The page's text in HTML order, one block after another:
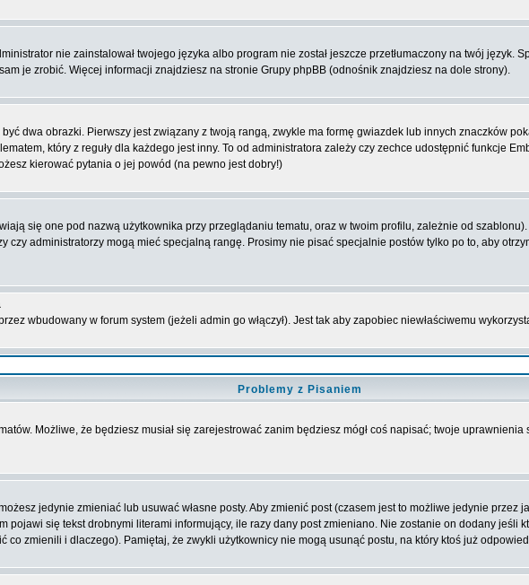
nie zainstalował twojego języka albo program nie został jeszcze przetłumaczony na twój język.
je zrobić. Więcej informacji znajdziesz na stronie Grupy phpBB (odnośnik znajdziesz na dole strony).
dwa obrazki. Pierwszy jest związany z twoją rangą, zwykle ma formę gwiazdek lub innych znaczków
który z reguły dla każdego jest inny. To od administratora zależy czy zechce udostępnić funkcje
kierować pytania o jej powód (na pewno jest dobry!)
się one pod nazwą użytkownika przy przeglądaniu tematu, oraz w twoim profilu, zależnie od
czy administratorzy mogą mieć specjalną rangę. Prosimy nie pisać specjalnie postów tylko po to, aby
wbudowany w forum system (jeżeli admin go włączył). Jest tak aby zapobiec niewłaściwemu
Problemy z Pisaniem
Możliwe, że będziesz musiał się zarejestrować zanim będziesz mógł coś napisać; twoje
jedynie zmieniać lub usuwać własne posty. Aby zmienić post (czasem jest to możliwe jedynie przez
pojawi się tekst drobnymi literami informujący, ile razy dany post zmieniano. Nie zostanie on dodany jeśli
zmienili i dlaczego). Pamiętaj, że zwykli użytkownicy nie mogą usunąć postu, na który ktoś już